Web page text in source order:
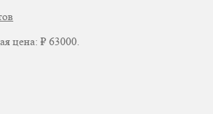
цена: ₽ 63000.